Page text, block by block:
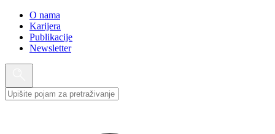
O nama
Karijera
Publikacije
Newsletter